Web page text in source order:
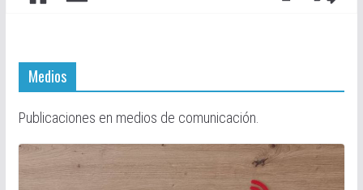
Medios
Publicaciones en medios de comunicación.